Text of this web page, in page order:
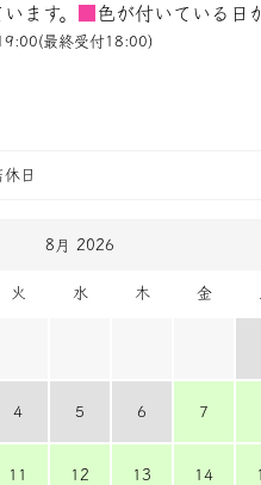
ます。 色が付いている日
最終受付18:00)
休日
8月 2026
火 水 木 金
4 5 6 7
11 12 13 14